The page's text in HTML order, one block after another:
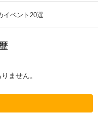
イベント20選
ません。